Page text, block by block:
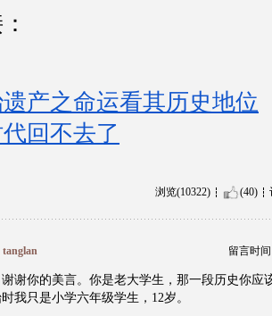
产之命运看其历史地位
回不去了
浏览(10322) (40)
tanglan 留言时间
谢你的美言。你是老大学生，那一段历史你应
我只是小学六年级学生，12岁。